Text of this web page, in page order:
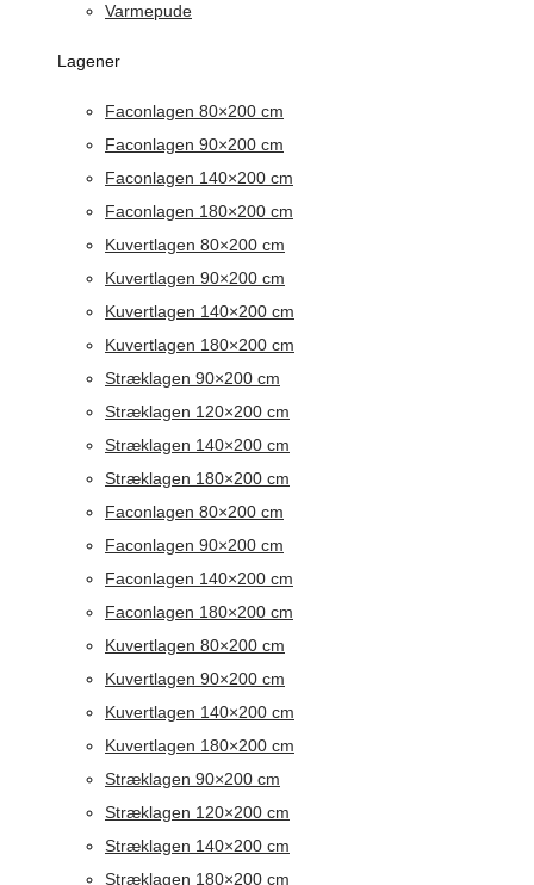
Varmepude
Lagener
Faconlagen 80×200 cm
Faconlagen 90×200 cm
Faconlagen 140×200 cm
Faconlagen 180×200 cm
Kuvertlagen 80×200 cm
Kuvertlagen 90×200 cm
Kuvertlagen 140×200 cm
Kuvertlagen 180×200 cm
Stræklagen 90×200 cm
Stræklagen 120×200 cm
Stræklagen 140×200 cm
Stræklagen 180×200 cm
Faconlagen 80×200 cm
Faconlagen 90×200 cm
Faconlagen 140×200 cm
Faconlagen 180×200 cm
Kuvertlagen 80×200 cm
Kuvertlagen 90×200 cm
Kuvertlagen 140×200 cm
Kuvertlagen 180×200 cm
Stræklagen 90×200 cm
Stræklagen 120×200 cm
Stræklagen 140×200 cm
Stræklagen 180×200 cm